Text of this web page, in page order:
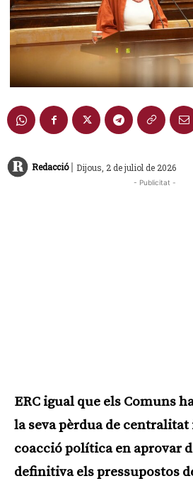
Redacció | Dijous, 2 de juliol de 2026
- Publicitat -
ERC igual que els Comuns
la seva pèrdua de centralitat
coacció política en aprovar
definitiva els pressupostos